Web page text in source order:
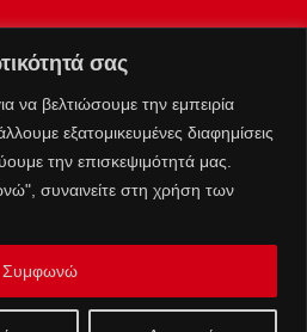
σας
να βελτιώσουμε την εμπειρία
εξατομικευμένες διαφημίσεις
την επισκεψιμότητά μας.
συναινείτε στη χρήση των
Συμφωνώ
Απορρήτου Όροι Χρήσης